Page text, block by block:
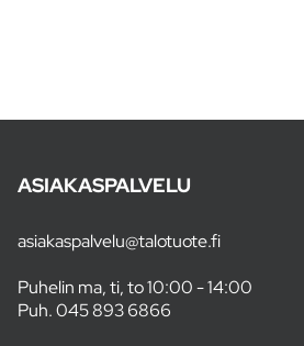
ASIAKASPALVELU
asiakaspalvelu@talotuote.fi
Puhelin ma, ti, to 10:00 - 14:00
Puh.045 893 6866